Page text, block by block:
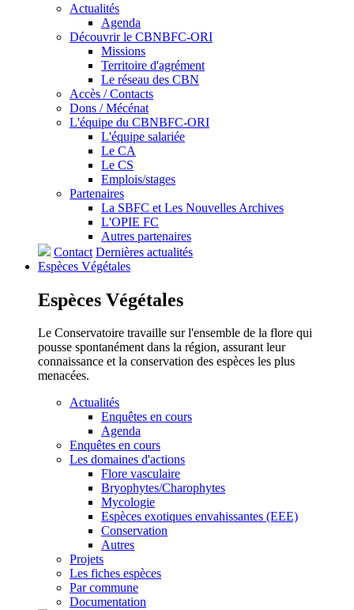
Actualités
Agenda
Découvrir le CBNBFC-ORI
Missions
Territoire d'agrément
Le réseau des CBN
Accès / Contacts
Dons / Mécénat
L'équipe du CBNBFC-ORI
L'équipe salariée
Le CA
Le CS
Emplois/stages
Partenaires
La SBFC et Les Nouvelles Archives
L'OPIE FC
Autres partenaires
Contact Dernières actualités
Espèces Végétales
Espèces Végétales
Le Conservatoire travaille sur l'ensemble de la flore qui
pousse spontanément dans la région, assurant leur
connaissance et la conservation des espèces les plus
menacées.
Actualités
Enquêtes en cours
Agenda
Enquêtes en cours
Les domaines d'actions
Flore vasculaire
Bryophytes/Charophytes
Mycologie
Espèces exotiques envahissantes (EEE)
Conservation
Autres
Projets
Les fiches espèces
Par commune
Documentation